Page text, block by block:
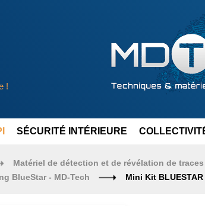
!
SÉCURITÉ INTÉRIEURE
Matériel de détection et de révélation de
BlueStar - MD-Tech
Mini Kit